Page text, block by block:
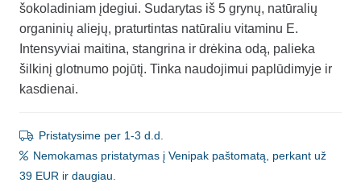
šokoladiniam įdegiui. Sudarytas iš 5 grynų, natūralių
organinių aliejų, praturtintas natūraliu vitaminu E.
Intensyviai maitina, stangrina ir drėkina odą, palieka
šilkinį glotnumo pojūtį. Tinka naudojimui paplūdimyje ir
kasdienai.
Pristatysime per 1-3 d.d.
Nemokamas pristatymas į Venipak paštomatą, perkant už
39 EUR ir daugiau.